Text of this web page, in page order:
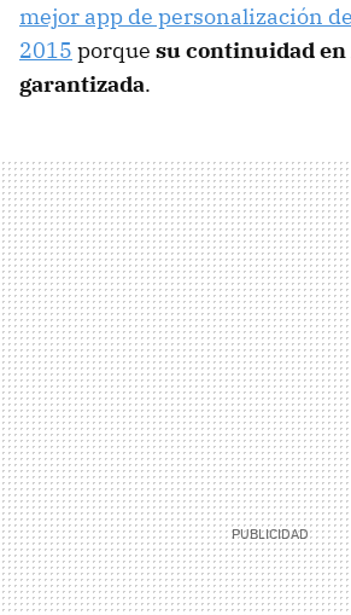
mejor app de personalización
2015 porque su continuidad
garantizada.